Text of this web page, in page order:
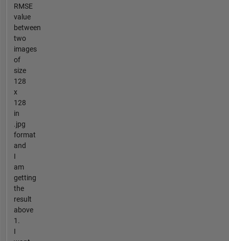
RMSE
value
between
two
images
of
size
128
x
128
in
.jpg
format
and
I
am
getting
the
result
above
1.
I